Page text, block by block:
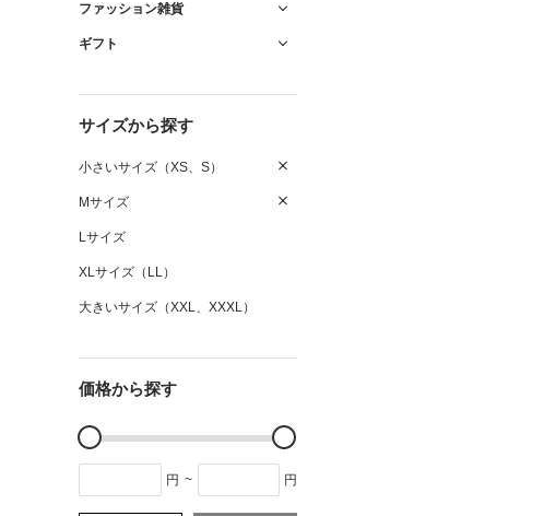
ファッション雑貨
ギフト
サイズから探す
小さいサイズ（XS、S）
Mサイズ
Lサイズ
XLサイズ（LL）
大きいサイズ（XXL、XXXL）
価格から探す
円 ~ 円